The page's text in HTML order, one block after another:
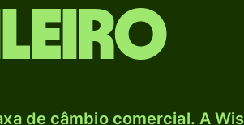
de câmbio comercial. A